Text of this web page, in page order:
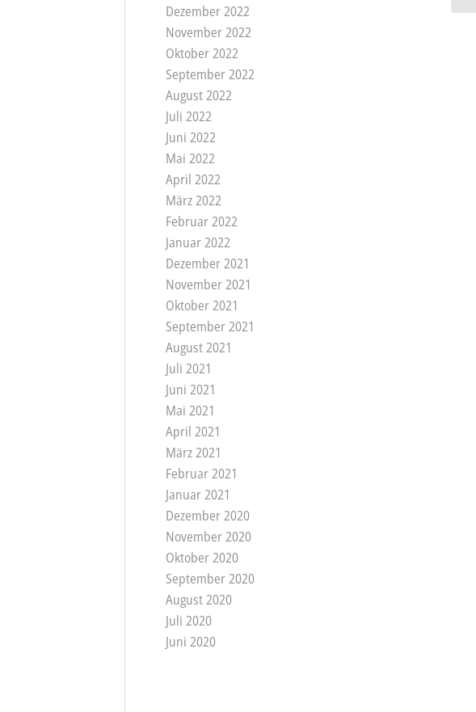
Dezember 2022
November 2022
Oktober 2022
September 2022
August 2022
Juli 2022
Juni 2022
Mai 2022
April 2022
März 2022
Februar 2022
Januar 2022
Dezember 2021
November 2021
Oktober 2021
September 2021
August 2021
Juli 2021
Juni 2021
Mai 2021
April 2021
März 2021
Februar 2021
Januar 2021
Dezember 2020
November 2020
Oktober 2020
September 2020
August 2020
Juli 2020
Juni 2020